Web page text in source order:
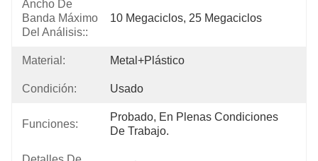
Ancho De
Banda Máximo
Del Análisis::
10 Megaciclos, 25 Megaciclos
Material: Metal+Plástico
Condición: Usado
Funciones:
Probado, En Plenas Condiciones
De Trabajo.